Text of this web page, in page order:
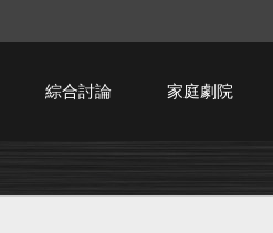
綜合討論 家庭劇院